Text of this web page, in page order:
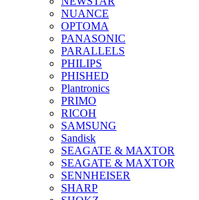
NUANCE
OPTOMA
PANASONIC
PARALLELS
PHILIPS
PHISHED
Plantronics
PRIMO
RICOH
SAMSUNG
Sandisk
SEAGATE & MAXTOR
SEAGATE & MAXTOR
SENNHEISER
SHARP